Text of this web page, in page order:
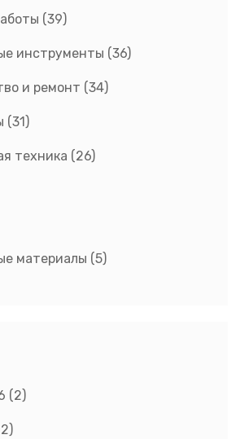
(39)
инструменты (36)
и ремонт (34)
(31)
техника (26)
материалы (5)
(2)